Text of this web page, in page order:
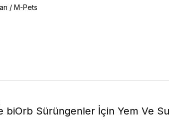
/M-Pets
biOrb Sürüngenler İçin Yem Ve